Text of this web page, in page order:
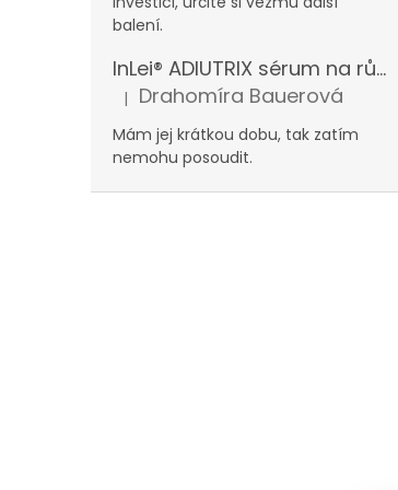
balení.
InLei® ADIUTRIX sérum na růst řas a obočí
Hodnocení produktu je 5 z 5 hvězdiček.
| Drahomíra Bauerová
Mám jej krátkou dobu, tak zatím
nemohu posoudit.